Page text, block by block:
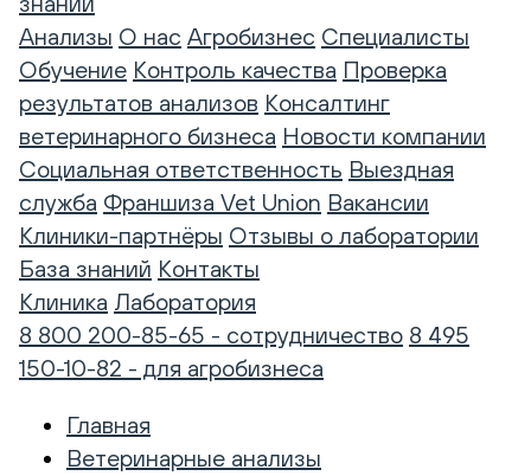
Анализы О нас Агробизнес Специалисты
Обучение Контроль качества Проверка
результатов анализов Консалтинг
ветеринарного бизнеса Новости компании
Социальная ответственность Выездная
служба Франшиза Vet Union Вакансии
Клиники-партнёры Отзывы о лаборатории
База знаний Контакты
Клиника Лаборатория
8 800 200-85-65 - сотрудничество 8 495
150-10-82 - для агробизнеса
Главная
Ветеринарные анализы